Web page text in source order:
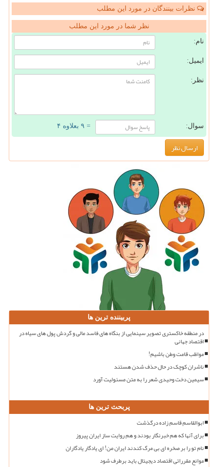
نظرات بینندگان در مورد این مطلب
نظر شما در مورد این مطلب
نام:
ایمیل:
نظر:
سوال: = ۹ بعلاوه ۴
پربیننده ترین ها
در منطقه خاکستری تصویر سینمایی از بنگاه های فاسد مالی و گردش پول های سیاه در
اقتصاد جهانی
مواظب قامت وطن باشیم!
ناشران کوچک در حال حذف شدن هستند
سیمین دخت وحیدی شعر را به متن مسئولیت آورد
پربحث ترین ها
ابوالقاسم قاسم زاده درگذشت
برای آنها که هم خبرنگار بودند و هم روایت ساز ایران پیروز
نام تو را بر صخره ای بی مرگ کندند ایران من! ای یادگار یادگاران
موانع مقرراتی اقتصاد دیجیتال باید برطرف شود